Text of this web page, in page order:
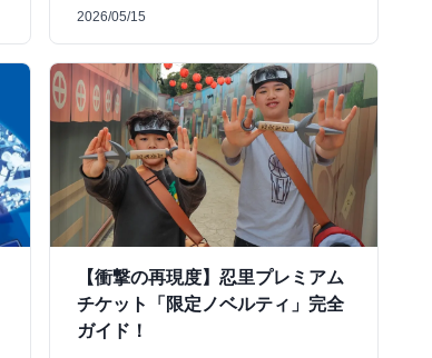
2026/05/15
【衝撃の再現度】忍里プレミアム
チケット「限定ノベルティ」完全
ガイド！